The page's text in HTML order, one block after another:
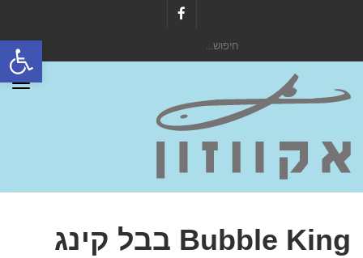
פתח
Bubble King בבל קינג